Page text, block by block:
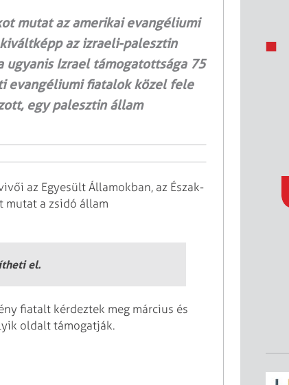
mutat az amerikai evangéliumi
az izraeli-palesztin
Izrael támogatottsága 75
evangéliumi fiatalok közel fele
egy palesztin állam
az Egyesült Államokban, az Észak-
mutat a zsidó állam
el.
fiatalt kérdeztek meg március és
oldalt támogatják.